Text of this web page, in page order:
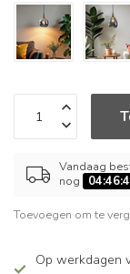
Vandaag
nog
Toevoegen om te
Op werkdagen